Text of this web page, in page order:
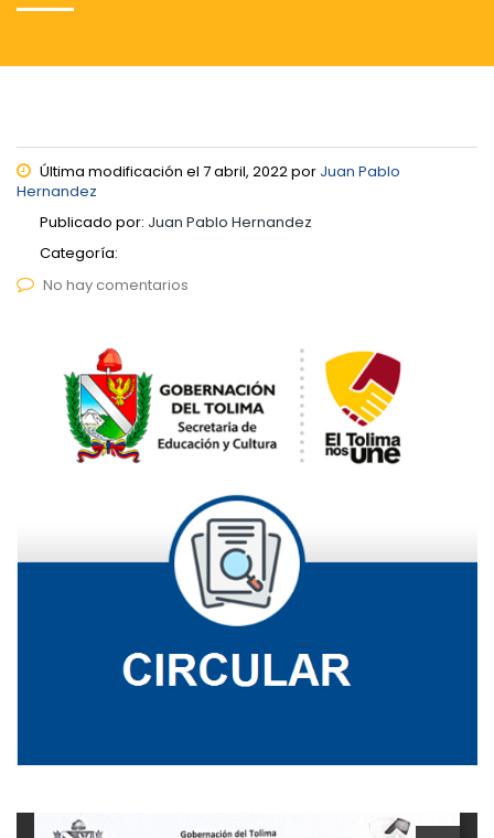
Última modificación el 7 abril, 2022 por Juan Pablo
Hernandez
Publicado por: Juan Pablo Hernandez
Categoría:
No hay comentarios